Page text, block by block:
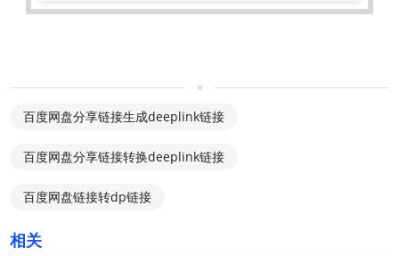
百度网盘分享链接生成deeplink链接
百度网盘分享链接转换deeplink链接
百度网盘链接转dp链接
相关